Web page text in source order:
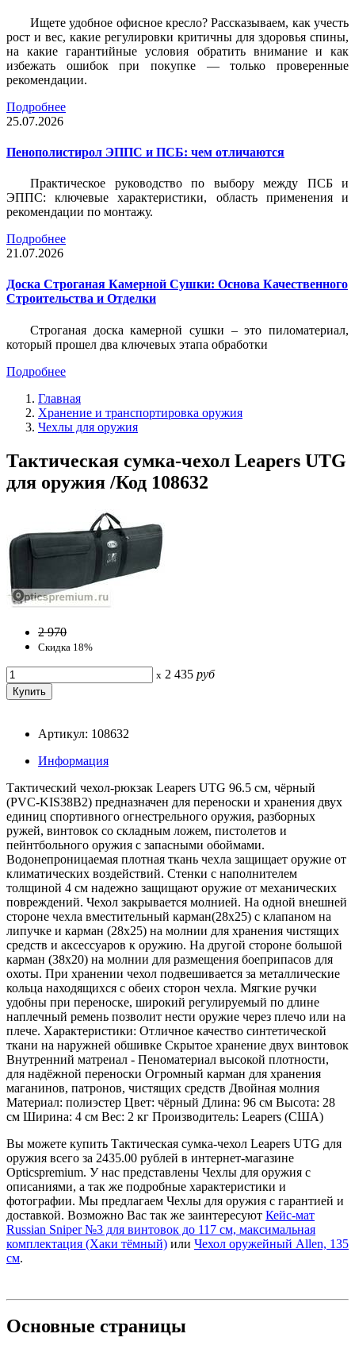
Ищете удобное офисное кресло? Рассказываем, как учесть
рост и вес, какие регулировки критичны для здоровья спины,
на какие гарантийные условия обратить внимание и как
избежать ошибок при покупке — только проверенные
рекомендации.
Подробнее
25.07.2026
Пенополистирол ЭППС и ПСБ: чем отличаются
Практическое руководство по выбору между ПСБ и
ЭППС: ключевые характеристики, область применения и
рекомендации по монтажу.
Подробнее
21.07.2026
Доска Строганая Камерной Сушки: Основа Качественного
Строительства и Отделки
Строганая доска камерной сушки – это пиломатериал,
который прошел два ключевых этапа обработки
Подробнее
Главная
Хранение и транспортировка оружия
Чехлы для оружия
Тактическая сумка-чехол Leapers UTG
для оружия /Код 108632
2 970
Скидка 18%
x 2 435 руб
Артикул: 108632
Информация
Тактический чехол-рюкзак Leapers UTG 96.5 см, чёрный
(PVC-KIS38B2) предназначен для переноски и хранения двух
единиц спортивного огнестрельного оружия, разборных
ружей, винтовок со складным ложем, пистолетов и
пейнтбольного оружия с запасными обоймами.
Водонепроницаемая плотная ткань чехла защищает оружие от
климатических воздействий. Стенки с наполнителем
толщиной 4 см надежно защищают оружие от механических
повреждений. Чехол закрывается молнией. На одной внешней
стороне чехла вместительный карман(28х25) с клапаном на
липучке и карман (28х25) на молнии для хранения чистящих
средств и аксессуаров к оружию. На другой стороне большой
карман (38х20) на молнии для размещения боеприпасов для
охоты. При хранении чехол подвешивается за металлические
кольца находящихся с обеих сторон чехла. Мягкие ручки
удобны при переноске, широкий регулируемый по длине
наплечный ремень позволит нести оружие через плечо или на
плече. Характеристики: Отличное качество синтетической
ткани на наружней обшивке Скрытое хранение двух винтовок
Внутренний матреиал - Пеноматериал высокой плотности,
для надёжной переноски Огромный карман для хранения
маганинов, патронов, чистящих средств Двойная молния
Материал: полиэстер Цвет: чёрный Длина: 96 см Высота: 28
см Ширина: 4 см Вес: 2 кг Производитель: Leapers (США)
Вы можете купить Тактическая сумка-чехол Leapers UTG для
оружия всего за 2435.00 рублей в интернет-магазине
Opticspremium. У нас представлены Чехлы для оружия с
описаниями, а так же подробные характеристики и
фотографии. Мы предлагаем Чехлы для оружия с гарантией и
доставкой. Возможно Вас так же заинтересуют Кейс-мат
Russian Sniper №3 для винтовок до 117 см, максимальная
комплектация (Хаки тёмный) или Чехол оружейный Allen, 135
см.
Основные страницы